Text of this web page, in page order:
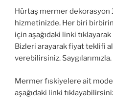
Hürtaş mermer dekorasyon
hizmetinizde. Her biri
için aşağıdaki linki
Bizleri arayarak fiyat teklifi
verebilirsiniz. Saygılarımızla.
Mermer fıskiyelere ait
aşağıdaki linki